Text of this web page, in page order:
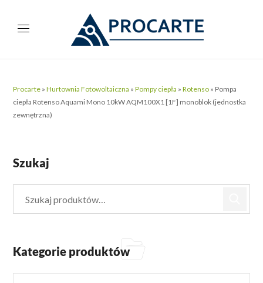
Procarte »Hurtownia Fotowoltaiczna »Pompy ciepła »Rotenso » Pompa
ciepła Rotenso Aquami Mono 10kW AQM100X1 [1F] monoblok (jednostka
zewnętrzna)
Szukaj
Kategorie produktów